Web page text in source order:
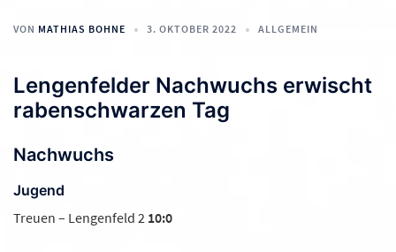
VON MATHIAS BOHNE 3. OKTOBER 2022 ALLGEMEIN
Lengenfelder Nachwuchs erwischt
rabenschwarzen Tag
Nachwuchs
Jugend
Treuen – Lengenfeld 2 10:0